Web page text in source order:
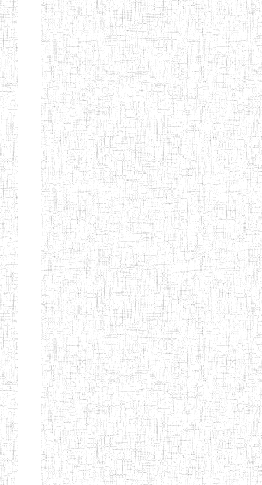
Afficher Page 4 sur 13 Total: 307
Début Préc. 1 2 3 4 5
6
Suivant
Fin
ENIEG PRIVEE
BILINGUE LES
BOSONS
04/08/2010 ENIEG
ENIEG BILINGUE
LE NORMALIEN
CITOYEN
01/08/2014 ENIEG
ENIEG BILINGUE
CLAIRE
FONTAINE
03/10/2012 ENIEG
Etablissements
d'enseignement
secondaire
technique
et
professionnel